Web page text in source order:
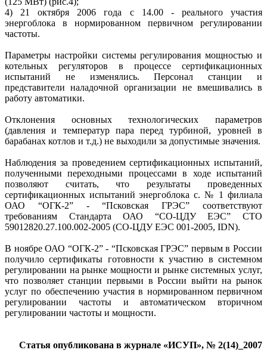
4) 21 октября 2006 года с 14.00 - реального участия
энергоблока в нормированном первичном регулировании
частоты.
Параметры настройки системы регулирования мощностью и
котельных регуляторов в процессе сертификационных
испытаний не изменялись. Персонал станции и
представители наладочной организации не вмешивались в
работу автоматики.
Отклонения основных технологических параметров
(давления и температур пара перед турбиной, уровней в
барабанах котлов и т.д.) не выходили за допустимые значения.
Наблюдения за проведением сертификационных испытаний,
полученными переходными процессами в ходе испытаний
позволяют считать, что результаты проведенных
сертификационных испытаний энергоблока с. № 1 филиала
ОАО “ОГК-2” - “Псковская ГРЭС” соответствуют
требованиям Стандарта ОАО “СО-ЦДУ ЕЭС” СТО
59012820.27.100.002-2005 (СО-ЦДУ ЕЭС 001-2005, IDN).
В ноябре ОАО “ОГК-2” - “Псковская ГРЭС” первым в России
получило сертификаты готовности к участию в системном
регулировании на рынке мощности и рынке системных услуг,
что позволяет станции первыми в России выйти на рынок
услуг по обеспечению участия в нормированном первичном
регулировании частоты и автоматическом вторичном
регулировании частоты и мощности.
Статья опубликована в журнале «ИСУП», № 2(14)_2007